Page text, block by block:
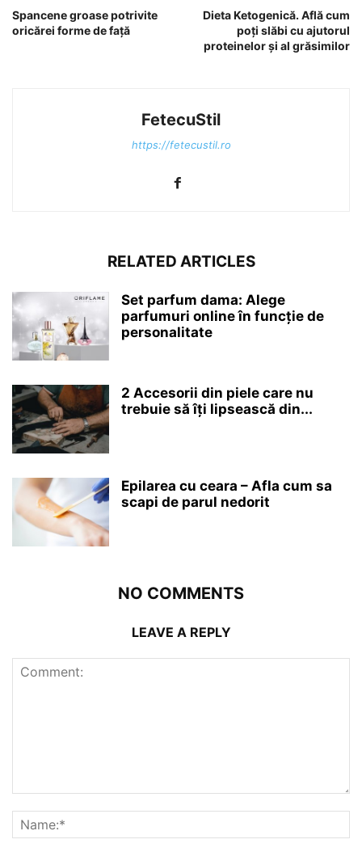
Spancene groase potrivite
oricărei forme de faţă
Dieta Ketogenică. Află cum
poţi slăbi cu ajutorul
proteinelor şi al grăsimilor
FetecuStil
https://fetecustil.ro
RELATED ARTICLES
Set parfum dama: Alege
parfumuri online în funcție de
personalitate
2 Accesorii din piele care nu
trebuie să îți lipsească din...
Epilarea cu ceara – Afla cum sa
scapi de parul nedorit
NO COMMENTS
LEAVE A REPLY